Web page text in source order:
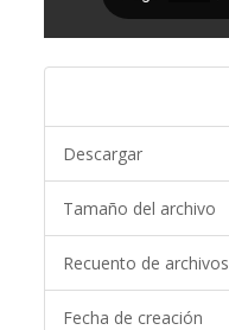
Descargar
Tamaño del archivo
Recuento de archivos
Fecha de creación